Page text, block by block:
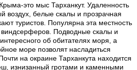
это мыс Тарханкут. Удаленность
воздух, белые скалы и прозрачная
туристов. Популярна эта местность
Подводные скалы и
об обитателях моря, а
море позволят насладиться
на окраине Тарханкута находится
изнизанный гротами и каменными